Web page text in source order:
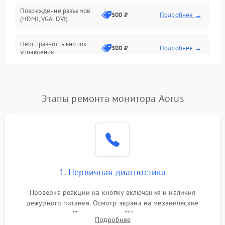
Повреждение разъемов
(HDMI, VGA, DVI)
500 ₽ Подробнее →
Неисправность кнопок
управления
500 ₽ Подробнее →
Повреждение кабеля
1000 ₽
Поломка системы
автоматического
1000 ₽ Подробнее →
Неисправность системы
1000 ₽
Этапы ремонта монитора Aorus
1. Первичная диагностика
Проверка реакции на кнопку включения и наличия
дежурного питания. Осмотр экрана на механические
повреждения. Подключение к ПК для оценки вывода
Подробнее